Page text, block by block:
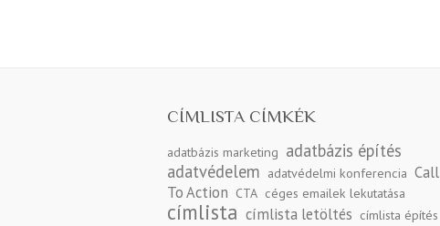
CÍMLISTA CÍMKÉK
adatbázis marketing adatbázis építés
adatvédelem adatvédelmi konferencia Call
To Action CTA céges emailek lekutatása
címlista címlista letöltés címlista építés